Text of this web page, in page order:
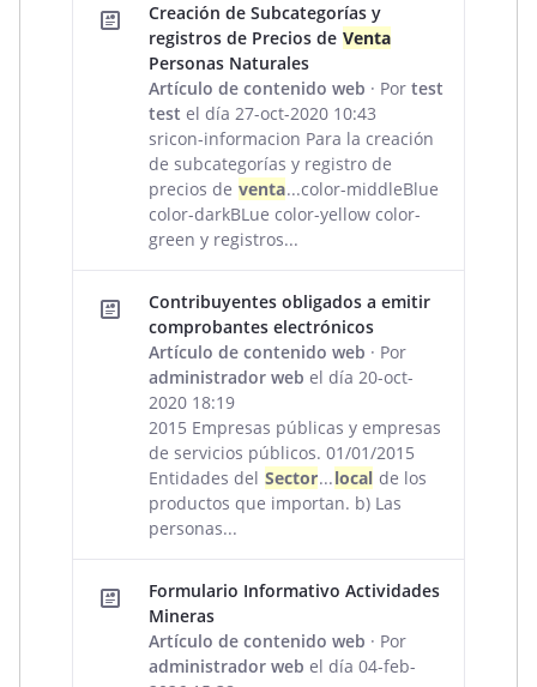
Creación de Subcategorías y
registros de Precios de Venta
Personas Naturales
Artículo de contenido web · Por test
test el día 27-oct-2020 10:43
sricon-informacion Para la creación
de subcategorías y registro de
precios de venta...color-middleBlue
color-darkBLue color-yellow color-
green y registros...
Contribuyentes obligados a emitir
comprobantes electrónicos
Artículo de contenido web · Por
administrador web el día 20-oct-
2020 18:19
2015 Empresas públicas y empresas
de servicios públicos. 01/01/2015
Entidades del Sector...local de los
productos que importan. b) Las
personas...
Formulario Informativo Actividades
Mineras
Artículo de contenido web · Por
administrador web el día 04-feb-